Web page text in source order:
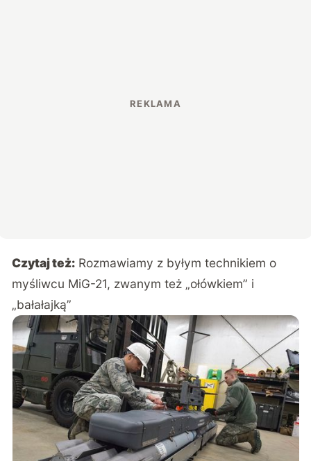
Czytaj też: Rozmawiamy z byłym technikiem o
myśliwcu MiG-21, zwanym też „ołówkiem” i
„bałałajką”